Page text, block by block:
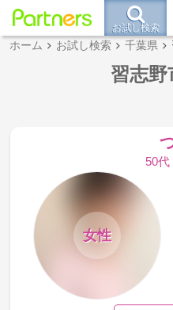
お試し検索
ホーム お試し検索 千葉県
習志野
50代
女性